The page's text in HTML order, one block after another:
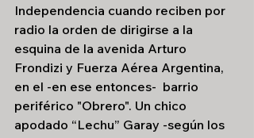
Independencia cuando reciben por
radio la orden de dirigirse a la
esquina de la avenida Arturo
Frondizi y Fuerza Aérea Argentina,
en el -en ese entonces-  barrio
periférico "Obrero". Un chico
apodado “Lechu” Garay -según los